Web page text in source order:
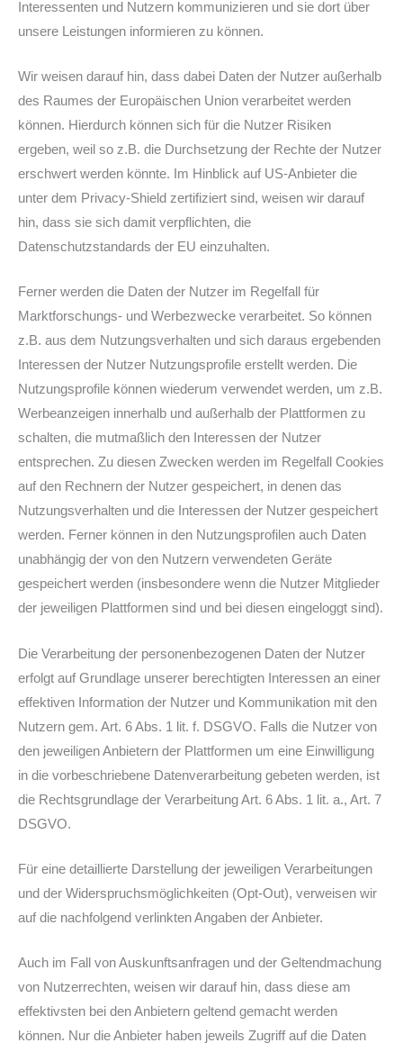
Interessenten und Nutzern kommunizieren und sie dort über
unsere Leistungen informieren zu können.
Wir weisen darauf hin, dass dabei Daten der Nutzer außerhalb
des Raumes der Europäischen Union verarbeitet werden
können. Hierdurch können sich für die Nutzer Risiken
ergeben, weil so z.B. die Durchsetzung der Rechte der Nutzer
erschwert werden könnte. Im Hinblick auf US-Anbieter die
unter dem Privacy-Shield zertifiziert sind, weisen wir darauf
hin, dass sie sich damit verpflichten, die
Datenschutzstandards der EU einzuhalten.
Ferner werden die Daten der Nutzer im Regelfall für
Marktforschungs- und Werbezwecke verarbeitet. So können
z.B. aus dem Nutzungsverhalten und sich daraus ergebenden
Interessen der Nutzer Nutzungsprofile erstellt werden. Die
Nutzungsprofile können wiederum verwendet werden, um z.B.
Werbeanzeigen innerhalb und außerhalb der Plattformen zu
schalten, die mutmaßlich den Interessen der Nutzer
entsprechen. Zu diesen Zwecken werden im Regelfall Cookies
auf den Rechnern der Nutzer gespeichert, in denen das
Nutzungsverhalten und die Interessen der Nutzer gespeichert
werden. Ferner können in den Nutzungsprofilen auch Daten
unabhängig der von den Nutzern verwendeten Geräte
gespeichert werden (insbesondere wenn die Nutzer Mitglieder
der jeweiligen Plattformen sind und bei diesen eingeloggt sind).
Die Verarbeitung der personenbezogenen Daten der Nutzer
erfolgt auf Grundlage unserer berechtigten Interessen an einer
effektiven Information der Nutzer und Kommunikation mit den
Nutzern gem. Art. 6 Abs. 1 lit. f. DSGVO. Falls die Nutzer von
den jeweiligen Anbietern der Plattformen um eine Einwilligung
in die vorbeschriebene Datenverarbeitung gebeten werden, ist
die Rechtsgrundlage der Verarbeitung Art. 6 Abs. 1 lit. a., Art. 7
DSGVO.
Für eine detaillierte Darstellung der jeweiligen Verarbeitungen
und der Widerspruchsmöglichkeiten (Opt-Out), verweisen wir
auf die nachfolgend verlinkten Angaben der Anbieter.
Auch im Fall von Auskunftsanfragen und der Geltendmachung
von Nutzerrechten, weisen wir darauf hin, dass diese am
effektivsten bei den Anbietern geltend gemacht werden
können. Nur die Anbieter haben jeweils Zugriff auf die Daten